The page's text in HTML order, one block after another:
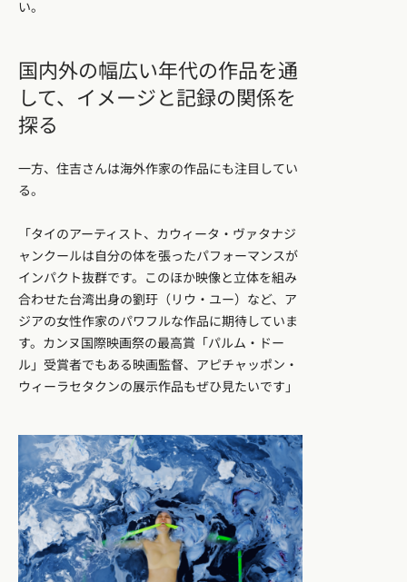
い。
国内外の幅広い年代の作品を通
して、イメージと記録の関係を
探る
一方、住吉さんは海外作家の作品にも注目してい
る。
「タイのアーティスト、カウィータ・ヴァタナジ
ャンクールは自分の体を張ったパフォーマンスが
インパクト抜群です。このほか映像と立体を組み
合わせた台湾出身の劉玗（リウ・ユー）など、ア
ジアの女性作家のパワフルな作品に期待していま
す。カンヌ国際映画祭の最高賞「パルム・ドー
ル」受賞者でもある映画監督、アピチャッポン・
ウィーラセタクンの展示作品もぜひ見たいです」